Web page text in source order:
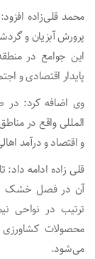
محمد قلی‌زاده
پرورش آبزیان و
این جوامع در
پایدار اقتصادی و
وی اضافه کرد:
المللی واقع در
و اقتصاد و درآمد
قلی زاده ادامه
آن در فصل خشک
ترتیب در نواحی
محصولات کشاورزی
می‌شود.